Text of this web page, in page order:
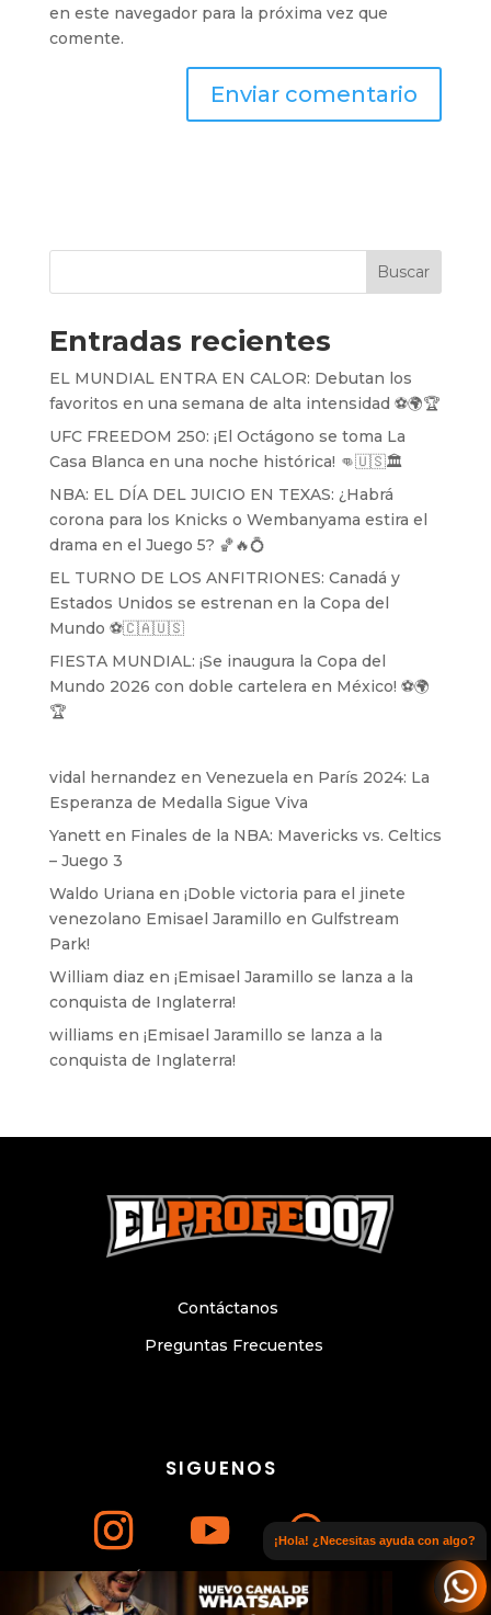
en este navegador para la próxima vez que
comente.
Buscar
Entradas recientes
EL MUNDIAL ENTRA EN CALOR: Debutan los
favoritos en una semana de alta intensidad ⚽️🌍🏆
UFC FREEDOM 250: ¡El Octágono se toma La
Casa Blanca en una noche histórica! 👊🇺🇸🏛️
NBA: EL DÍA DEL JUICIO EN TEXAS: ¿Habrá
corona para los Knicks o Wembanyama estira el
drama en el Juego 5? 🏀🔥💍
EL TURNO DE LOS ANFITRIONES: Canadá y
Estados Unidos se estrenan en la Copa del
Mundo ⚽️🇨🇦🇺🇸
FIESTA MUNDIAL: ¡Se inaugura la Copa del
Mundo 2026 con doble cartelera en México! ⚽️🌍
🏆
vidal hernandez en Venezuela en París 2024: La
Esperanza de Medalla Sigue Viva
Yanetten Finales de la NBA: Mavericks vs. Celtics
– Juego 3
Waldo Uriana en ¡Doble victoria para el jinete
venezolano Emisael Jaramillo en Gulfstream
Park!
William diaz en ¡Emisael Jaramillo se lanza a la
conquista de Inglaterra!
williams en ¡Emisael Jaramillo se lanza a la
conquista de Inglaterra!
SIGUENOS
Únete a nuestro canal de WhatsApp
Preguntas Frecuentes
Contáctanos
© Copyright 2024. Todos los derechos
¡Hola! ¿Necesitas ayuda con algo?